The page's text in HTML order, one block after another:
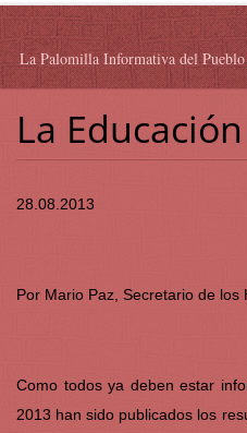
La Palomilla Informativa del Pueblo
La
28.08.2013
Por Mario Paz, Secretario de los
Como todos ya deben estar
2013 han sido publicados los